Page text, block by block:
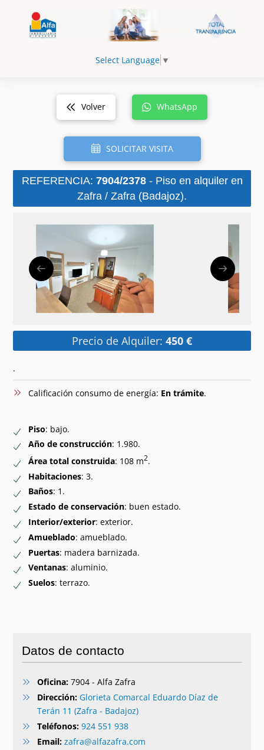
Select Language ▼
Volver WhatsApp
SOLICITAR VISITA
REFERENCIA: 7904/2378- Piso en alquiler en
Zafra / Zafra (Badajoz).
Precio de Alquiler: 450 €
.
Calificación consumo de energía: En trámite.
Piso: bajo.
Año de construcción: 1.980.
Área total construida: 108 m2.
Habitaciones: 3.
Baños: 1.
Estado de conservación: buen estado.
Interior/exterior: exterior.
Amueblado: amueblado.
Puertas: madera barnizada.
Ventanas: aluminio.
Suelos: terrazo.
Datos de contacto
Oficina:7904 - Alfa Zafra
Dirección: Glorieta Comarcal Eduardo Díaz de
Terán 11 (Zafra - Badajoz)
Teléfonos: 924 551 938
Email: zafra@alfazafra.com